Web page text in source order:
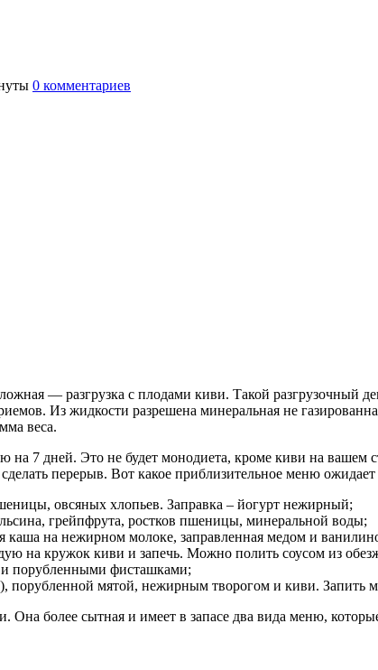
0 комментариев
— разгрузка с плодами киви. Такой разгрузочный
Из жидкости разрешена минеральная не
веса.
7 дней. Это не будет монодиета, кроме киви на вашем
перерыв. Вот какое приблизительное меню
овсяных хлопьев. Заправка – йогурт нежирный;
грейпфрута, ростков пшеницы, минеральной воды;
каша на нежирном молоке, заправленная медом и
на кружок киви и запечь. Можно полить соусом из
и порубленными фисташками;
порубленной мятой, нежирным творогом и киви.
более сытная и имеет в запасе два вида меню,